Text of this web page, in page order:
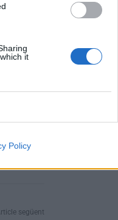
it
Policy
una
de
Caro.
següent
La